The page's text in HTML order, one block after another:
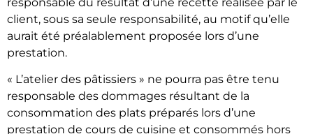
client, sous sa seule responsabilité, au motif qu’elle
aurait été préalablement proposée lors d’une
prestation.
« L’atelier des pâtissiers » ne pourra pas être tenu
responsable des dommages résultant de la
consommation des plats préparés lors d’une
prestation de cours de cuisine et consommés hors